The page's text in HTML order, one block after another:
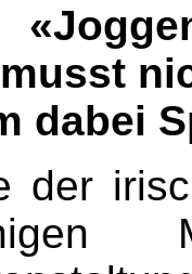
dabei
der